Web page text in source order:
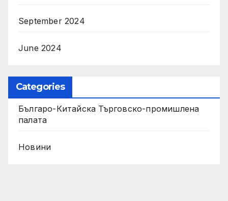
September 2024
June 2024
Categories
Българо-Китайска Търговско-промишлена
палaта
Новини